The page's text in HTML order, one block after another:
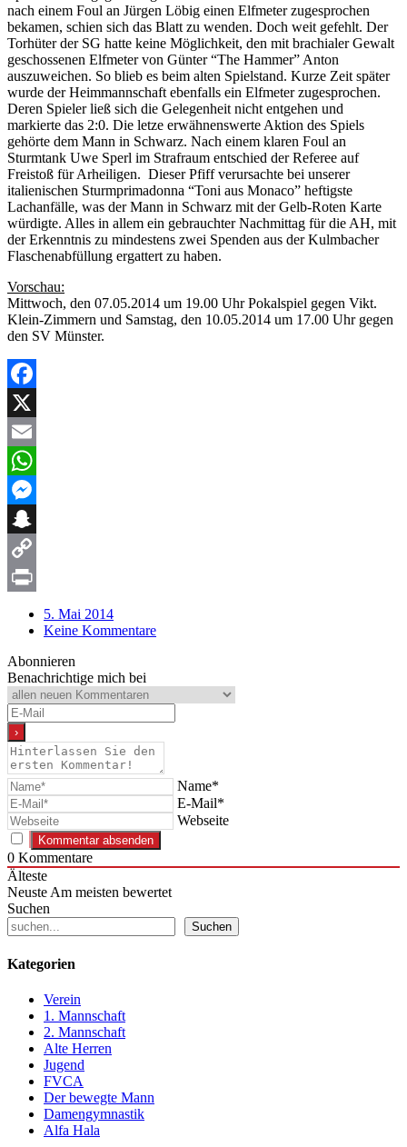
nach einem Foul an Jürgen Löbig einen Elfmeter zugesprochen
bekamen, schien sich das Blatt zu wenden. Doch weit gefehlt. Der
Torhüter der SG hatte keine Möglichkeit, den mit brachialer Gewalt
geschossenen Elfmeter von Günter “The Hammer” Anton
auszuweichen. So blieb es beim alten Spielstand. Kurze Zeit später
wurde der Heimmannschaft ebenfalls ein Elfmeter zugesprochen.
Deren Spieler ließ sich die Gelegenheit nicht entgehen und
markierte das 2:0. Die letze erwähnenswerte Aktion des Spiels
gehörte dem Mann in Schwarz. Nach einem klaren Foul an
Sturmtank Uwe Sperl im Strafraum entschied der Referee auf
Freistoß für Arheiligen. Dieser Pfiff verursachte bei unserer
italienischen Sturmprimadonna “Toni aus Monaco” heftigste
Lachanfälle, was der Mann in Schwarz mit der Gelb-Roten Karte
würdigte. Alles in allem ein gebrauchter Nachmittag für die AH, mit
der Erkenntnis zu mindestens zwei Spenden aus der Kulmbacher
Flaschenabfüllung ergattert zu haben.
Vorschau:
Mittwoch, den 07.05.2014 um 19.00 Uhr Pokalspiel gegen Vikt.
Klein-Zimmern und Samstag, den 10.05.2014 um 17.00 Uhr gegen
den SV Münster.
Facebook
X
Email
WhatsApp
Messenger
Snapchat
Copy
5. Mai 2014
Keine Kommentare
Abonnieren
Benachrichtige mich bei
Name*
E-Mail*
Webseite
0 Kommentare
Älteste
NeusteAm meisten bewertet
Suchen
Suchen
Kategorien
Verein
1. Mannschaft
2. Mannschaft
Alte Herren
Jugend
FVCA
Der bewegte Mann
Damengymnastik
Alfa Hala